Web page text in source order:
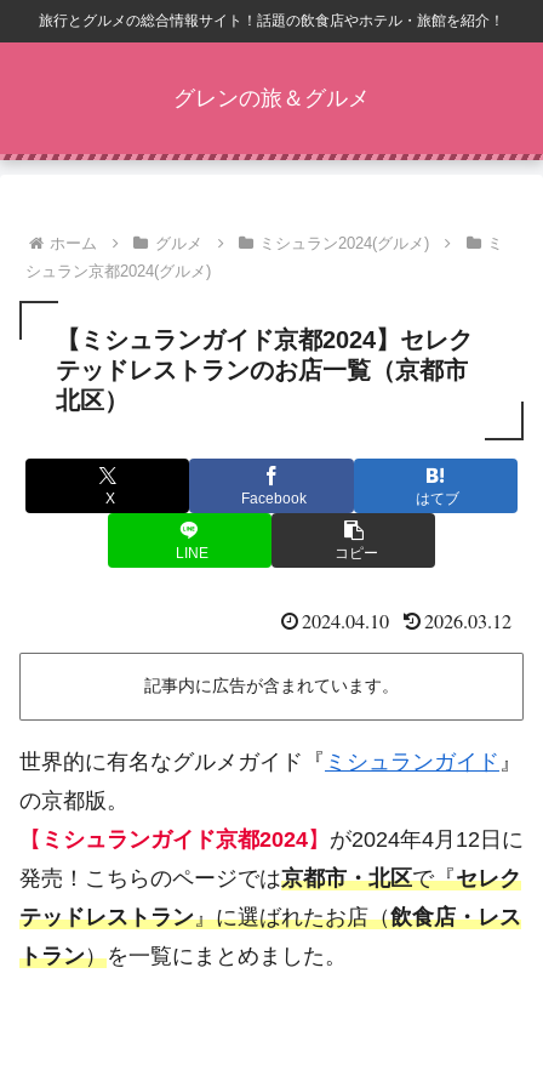
旅行とグルメの総合情報サイト！話題の飲食店やホテル・旅館を紹介！
グレンの旅＆グルメ
ホーム グルメ ミシュラン2024(グルメ)
ミ
シュラン京都2024(グルメ)
【ミシュランガイド京都2024】セレク
テッドレストランのお店一覧（京都市
北区）
X Facebook はてブ
LINE コピー
2024.04.10 2026.03.12
記事内に広告が含まれています。
世界的に有名なグルメガイド『 ミシュランガイド 』
の京都版。
【 ミシュランガイド京都2024】 が2024年4月12日に
発売！こちらのページでは京都市・北区で『セレク
テッドレストラン』に選ばれたお店（飲食店・レス
トラン）を一覧にまとめました。